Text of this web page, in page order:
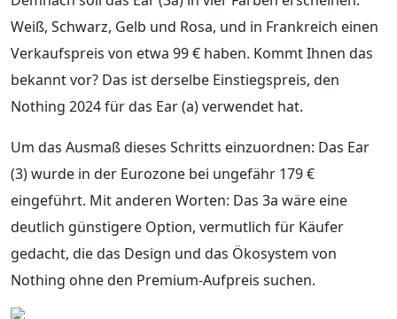
Weiß, Schwarz, Gelb und Rosa, und in Frankreich einen
Verkaufspreis von etwa 99 € haben. Kommt Ihnen das
bekannt vor? Das ist derselbe Einstiegspreis, den
Nothing 2024 für das Ear (a) verwendet hat.
Um das Ausmaß dieses Schritts einzuordnen: Das Ear
(3) wurde in der Eurozone bei ungefähr 179 €
eingeführt. Mit anderen Worten: Das 3a wäre eine
deutlich günstigere Option, vermutlich für Käufer
gedacht, die das Design und das Ökosystem von
Nothing ohne den Premium-Aufpreis suchen.